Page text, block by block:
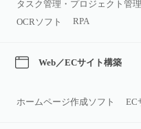
タスク管理・プロジェクト管理
OCRソフト
RPA
Web／ECサイト構築
ホームページ作成ソフト EC